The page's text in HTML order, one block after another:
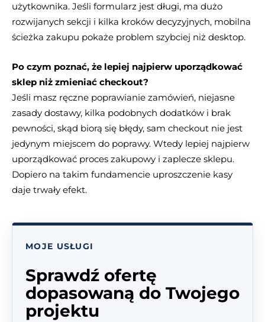
użytkownika. Jeśli formularz jest długi, ma dużo
rozwijanych sekcji i kilka kroków decyzyjnych, mobilna
ścieżka zakupu pokaże problem szybciej niż desktop.
Po czym poznać, że lepiej najpierw uporządkować
sklep niż zmieniać checkout?
Jeśli masz ręczne poprawianie zamówień, niejasne
zasady dostawy, kilka podobnych dodatków i brak
pewności, skąd biorą się błędy, sam checkout nie jest
jedynym miejscem do poprawy. Wtedy lepiej najpierw
uporządkować proces zakupowy i zaplecze sklepu.
Dopiero na takim fundamencie uproszczenie kasy
daje trwały efekt.
MOJE USŁUGI
Sprawdź ofertę
dopasowaną do Twojego
projektu